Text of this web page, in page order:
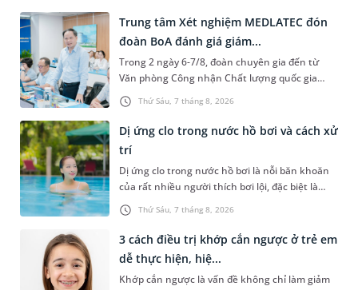
Thứ Sáu, 7 tháng 8, 2026
Trung tâm Xét nghiệm MEDLATEC đón
đoàn BoA đánh giá giám...
Trong 2 ngày 6-7/8, đoàn chuyên gia đến từ
Văn phòng Công nhận Chất lượng quốc gia
(BoA) đã ghi nhận và đánh giá cao nỗ lực duy trì
hệ thống quản lý chất lượ...
Thứ Sáu, 7 tháng 8, 2026
Dị ứng clo trong nước hồ bơi và cách xử
trí
Dị ứng clo trong nước hồ bơi là nỗi băn khoăn
của rất nhiều người thích bơi lội, đặc biệt là
những trường hợp thường xuyên bơi ở những
hồ bơi nhân tạo. Bài v...
3 cách điều trị khớp cắn ngược ở trẻ em
dễ thực hiện, hiệ...
Khớp cắn ngược là vấn đề không chỉ làm giảm